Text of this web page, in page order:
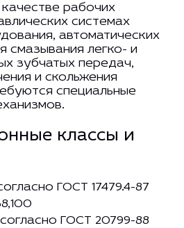
рабочих
системах
автоматических
смазывания легко- и
зубчатых передач,
и скольжения
специальные
классы и
ГОСТ 17479.4-87
ГОСТ 20799-88